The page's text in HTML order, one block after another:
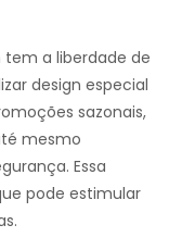
a liberdade de
design especial
sazonais,
mesmo
Essa
pode estimular